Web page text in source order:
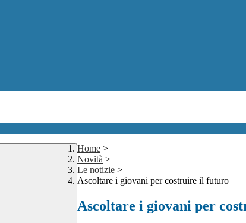
Home >
Novità >
Le notizie >
Ascoltare i giovani per costruire il futuro
Ascoltare i giovani per